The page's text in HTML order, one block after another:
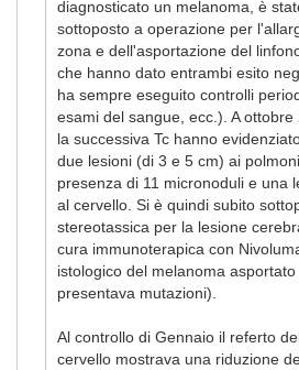
diagnosticato un melanoma, è
sottoposto a operazione per
zona e dell'asportazione del
che hanno dato entrambi esito
ha sempre eseguito controlli
esami del sangue, ecc.). A ottobre
la successiva Tc hanno
due lesioni (di 3 e 5 cm) ai
presenza di 11 micronoduli e una
al cervello. Si è quindi subito
stereotassica per la lesione
cura immunoterapica con
istologico del melanoma
presentava mutazioni).
Al controllo di Gennaio il referto
cervello mostrava una riduzione